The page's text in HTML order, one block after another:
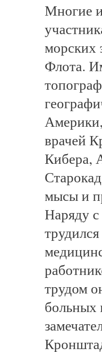
Многие
морских
Флота.
врачей
Кибера,
мысы и
Наряду
трудом
больных